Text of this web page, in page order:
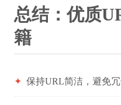
总结：优质
籍
✦ 保持URL简洁，避免